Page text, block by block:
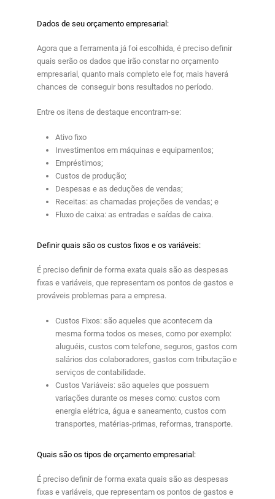
Dados de seu orçamento empresarial:
Agora que a ferramenta já foi escolhida, é preciso definir
quais serão os dados que irão constar no orçamento
empresarial
, quanto mais completo ele for, mais haverá
chances de conseguir bons resultados no período.
Entre os itens de destaque encontram-se:
Ativo fixo
Investimentos em máquinas e equipamentos;
Empréstimos;
Custos de produção;
Despesas e as deduções de vendas;
Receitas: as chamadas projeções de vendas; e
Fluxo de caixa: as entradas e saídas de caixa.
Definir quais são os custos fixos e os variáveis:
É preciso definir de forma exata quais são as despesas
fixas e variáveis, que representam os pontos de gastos e
prováveis problemas para a empresa.
Custos Fixos: são aqueles que acontecem da
mesma forma todos os meses, como por exemplo:
aluguéis, custos com telefone, seguros, gastos com
salários dos colaboradores, gastos com tributação e
serviços de contabilidade.
Custos Variáveis: são aqueles que possuem
variações durante os meses como: custos com
energia elétrica, água e saneamento, custos com
transportes, matérias-primas, reformas, transporte.
Quais são os tipos de orçamento empresarial:
É preciso definir de forma exata quais são as despesas
fixas e variáveis, que representam os pontos de gastos e